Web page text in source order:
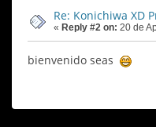
Re: Konichiwa XD
« Reply #2 on: 20 de
bienvenido seas